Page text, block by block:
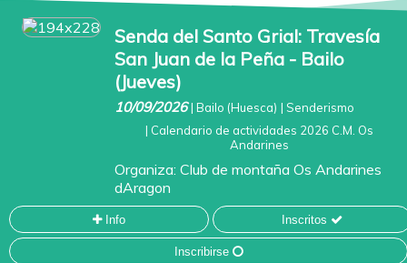
Senda del Santo Grial: Travesía
San Juan de la Peña - Bailo
(Jueves)
10/09/2026 | Bailo (Huesca) | Senderismo
| Calendario de actividades 2026 C.M. Os
Andarines
Organiza: Club de montaña Os Andarines
dAragon
Info Inscritos
Inscribirse